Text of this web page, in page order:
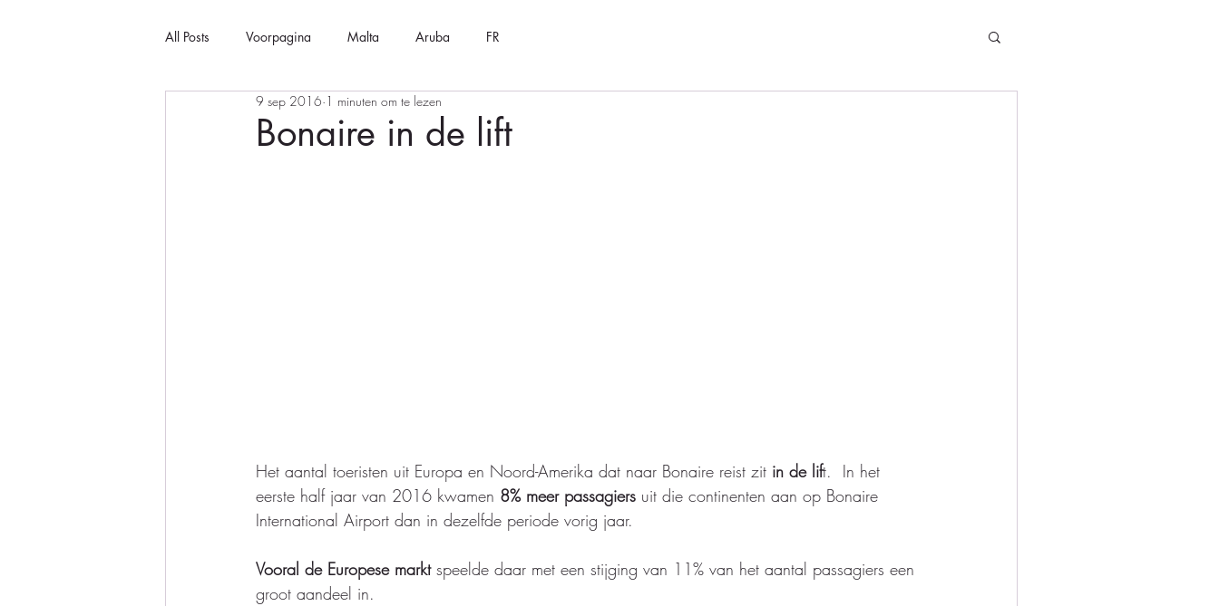
All Posts Voorpagina Malta Aruba FR
Bonaire in de lift
9 sep 2016 1 minuten om te lezen
Het aantal toeristen uit Europa en Noord-Amerika dat naar Bonaire reist zit in de lift.  In het
eerste half jaar van 2016 kwamen 8% meer passagiers uit die continenten aan op Bonaire
International Airport dan in dezelfde periode vorig jaar.
Vooral de Europese markt speelde daar met een stijging van 11% van het aantal passagiers een
groot aandeel in.